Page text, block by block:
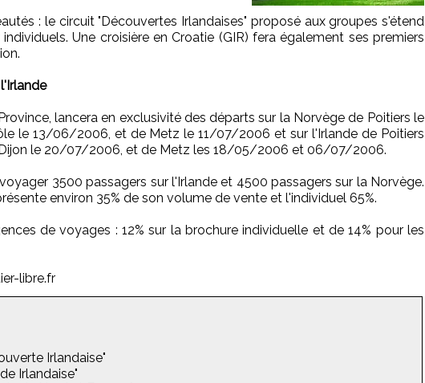
: le circuit "Découvertes Irlandaises" proposé aux groupes s'étend
Une croisière en Croatie (GIR) fera également ses premiers
lancera en exclusivité des départs sur la Norvège de Poitiers le
le 13/06/2006, et de Metz le 11/07/2006 et sur l'Irlande de Poitiers
le 20/07/2006, et de Metz les 18/05/2006 et 06/07/2006.
3500 passagers sur l'Irlande et 4500 passagers sur la Norvège.
environ 35% de son volume de vente et l'individuel 65%.
de voyages : 12% sur la brochure individuelle et de 14% pour les
libre.fr
Irlandaise"
Irlandaise"